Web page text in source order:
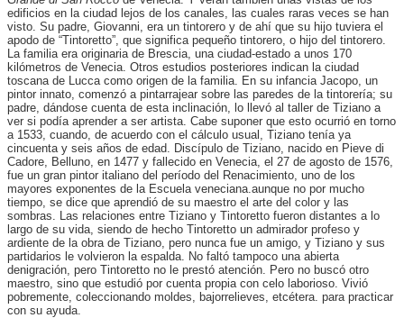
edificios en la ciudad lejos de los canales, las cuales raras veces se han
visto. Su padre, Giovanni, era un tintorero y de ahí que su hijo tuviera el
apodo de “Tintoretto”, que significa pequeño tintorero, o hijo del tintorero.
La familia era originaria de Brescia, una ciudad-estado a unos 170
kilómetros de Venecia. Otros estudios posteriores indican la ciudad
toscana de Lucca como origen de la familia. En su infancia Jacopo, un
pintor innato, comenzó a pintarrajear sobre las paredes de la tintorería; su
padre, dándose cuenta de esta inclinación, lo llevó al taller de Tiziano a
ver si podía aprender a ser artista. Cabe suponer que esto ocurrió en torno
a 1533, cuando, de acuerdo con el cálculo usual, Tiziano tenía ya
cincuenta y seis años de edad. Discípulo de Tiziano, nacido en Pieve di
Cadore, Belluno, en 1477 y fallecido en Venecia, el 27 de agosto de 1576,
fue un gran pintor italiano del período del Renacimiento, uno de los
mayores exponentes de la Escuela veneciana.aunque no por mucho
tiempo, se dice que aprendió de su maestro el arte del color y las
sombras. Las relaciones entre Tiziano y Tintoretto fueron distantes a lo
largo de su vida, siendo de hecho Tintoretto un admirador profeso y
ardiente de la obra de Tiziano, pero nunca fue un amigo, y Tiziano y sus
partidarios le volvieron la espalda. No faltó tampoco una abierta
denigración, pero Tintoretto no le prestó atención. Pero no buscó otro
maestro, sino que estudió por cuenta propia con celo laborioso. Vivió
pobremente, coleccionando moldes, bajorrelieves, etcétera. para practicar
con su ayuda.